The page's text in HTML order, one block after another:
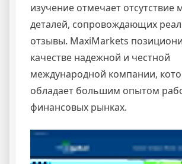
изучение отмечает отсутствие
деталей, сопровождающих
отзывы. MaxiMarkets
качестве надежной и честной
международной компании,
обладает большим опытом
финансовых рынках.